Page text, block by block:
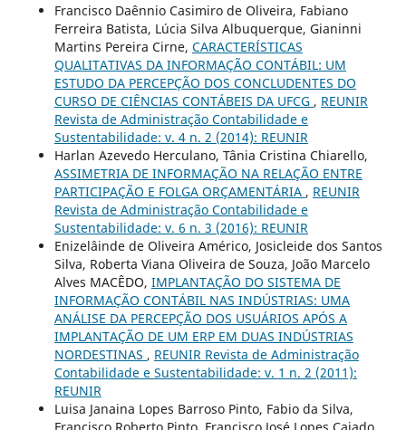
Francisco Daênnio Casimiro de Oliveira, Fabiano
Ferreira Batista, Lúcia Silva Albuquerque, Gianinni
Martins Pereira Cirne, CARACTERÍSTICAS
QUALITATIVAS DA INFORMAÇÃO CONTÁBIL: UM
ESTUDO DA PERCEPÇÃO DOS CONCLUDENTES DO
CURSO DE CIÊNCIAS CONTÁBEIS DA UFCG , REUNIR
Revista de Administração Contabilidade e
Sustentabilidade: v. 4 n. 2 (2014): REUNIR
Harlan Azevedo Herculano, Tânia Cristina Chiarello,
ASSIMETRIA DE INFORMAÇÃO NA RELAÇÃO ENTRE
PARTICIPAÇÃO E FOLGA ORÇAMENTÁRIA , REUNIR
Revista de Administração Contabilidade e
Sustentabilidade: v. 6 n. 3 (2016): REUNIR
Enizelâinde de Oliveira Américo, Josicleide dos Santos
Silva, Roberta Viana Oliveira de Souza, João Marcelo
Alves MACÊDO, IMPLANTAÇÃO DO SISTEMA DE
INFORMAÇÃO CONTÁBIL NAS INDÚSTRIAS: UMA
ANÁLISE DA PERCEPÇÃO DOS USUÁRIOS APÓS A
IMPLANTAÇÃO DE UM ERP EM DUAS INDÚSTRIAS
NORDESTINAS , REUNIR Revista de Administração
Contabilidade e Sustentabilidade: v. 1 n. 2 (2011):
REUNIR
Luisa Janaina Lopes Barroso Pinto, Fabio da Silva,
Francisco Roberto Pinto, Francisco José Lopes Cajado,